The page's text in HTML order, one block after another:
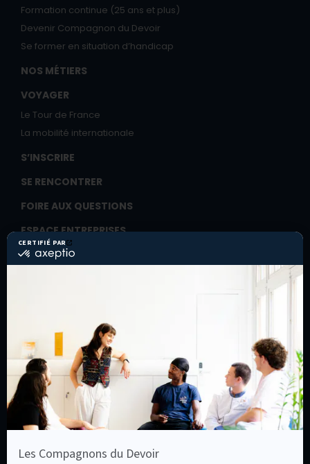
Formation continue (25 ans et plus)
Devenir Compagnon du Devoir
Se former en situation d’handicap
NOS MÉTIERS
VOYAGER
Le Tour de France
La mobilité internationale
S’INSCRIRE
SE RENCONTRER
FOIRE AUX QUESTIONS
ESPACE ENTREPRISES
Recruter un(e) alternant(e)
Former ses salariés
Entreprendre
Les Assises du compagnonnage
La Ruche
ESPACE PROFESSIONNELS DE L’ORIENTATION
ESPACE PRESSE